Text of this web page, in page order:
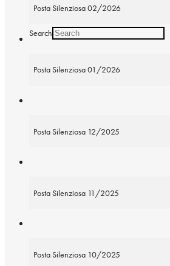
Search
Posta Silenziosa 02/2026
Posta Silenziosa 01/2026
Posta Silenziosa 12/2025
Posta Silenziosa 11/2025
Posta Silenziosa 10/2025